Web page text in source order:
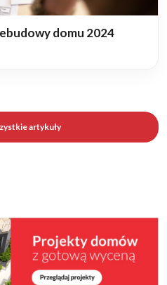
domu 2024
artykuły